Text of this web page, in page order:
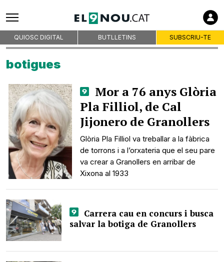
QUIOSC DIGITAL BUTLLETINS SUBSCRIU-TE
botigues
Mor a 76 anys Glòria
Pla Filliol, de Cal
Jijonero de Granollers
Glòria Pla Filliol va treballar a la fàbrica
de torrons i a l’orxateria que el seu pare
va crear a Granollers en arribar de
Xixona al 1933
Carrera cau en concurs i busca
salvar la botiga de Granollers